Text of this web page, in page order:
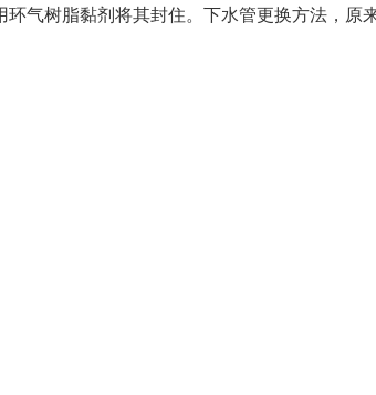
气树脂黏剂将其封住。下水管更换方法，原